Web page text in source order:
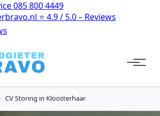
085 800 4449
⭐ 4.9 / 5.0 – Reviews
› CV Storing in Kloosterhaar